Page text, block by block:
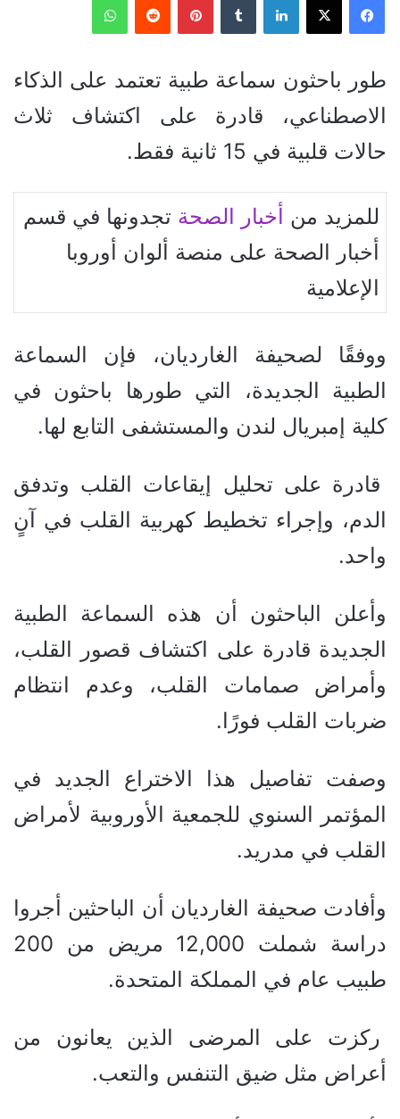
طور باحثون سماعة طبية تعتمد على الذكاء
الاصطناعي، قادرة على اكتشاف ثلاث
حالات قلبية في 15 ثانية فقط.
للمزيد من أخبار الصحة تجدونها في قسم
أخبار الصحة على منصة ألوان أوروبا
الإعلامية
ووفقًا لصحيفة الغارديان، فإن السماعة
الطبية الجديدة، التي طورها باحثون في
كلية إمبريال لندن والمستشفى التابع لها.
قادرة على تحليل إيقاعات القلب وتدفق
الدم، وإجراء تخطيط كهربية القلب في آنٍ
واحد.
وأعلن الباحثون أن هذه السماعة الطبية
الجديدة قادرة على اكتشاف قصور القلب،
وأمراض صمامات القلب، وعدم انتظام
ضربات القلب فورًا.
وصفت تفاصيل هذا الاختراع الجديد في
المؤتمر السنوي للجمعية الأوروبية لأمراض
القلب في مدريد.
وأفادت صحيفة الغارديان أن الباحثين أجروا
دراسة شملت 12,000 مريض من 200
طبيب عام في المملكة المتحدة.
ركزت على المرضى الذين يعانون من
أعراض مثل ضيق التنفس والتعب.